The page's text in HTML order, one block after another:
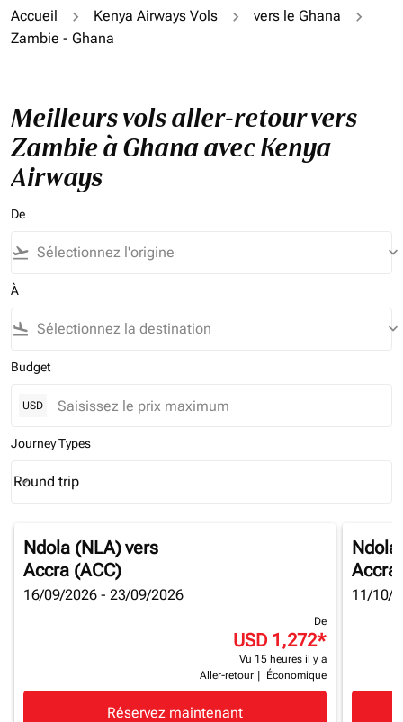
Accueil Kenya Airways Vols
vers le Ghana
Zambie - Ghana
Meilleurs vols aller-retour vers
Zambie à Ghana avec Kenya
Airways
De
flight_takeoff keyboard_arrow_down
À
flight_land keyboard_arrow_down
Budget
USD
Journey Types
Journey Types option Round trip Selected
Round trip
keyboard_arrow_down
Ndola (NLA)vers
Accra (ACC)
16/09/2026 - 23/09/2026
De
USD 1,272*
Vu 15 heures il y a
Aller-retour
Économique
Réservez maintenant
Accra
11/10/